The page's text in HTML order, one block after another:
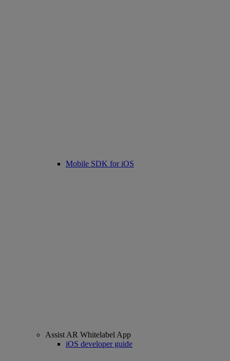
Mobile SDK for iOS
Assist AR Whitelabel App
iOS developer guide